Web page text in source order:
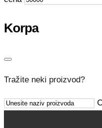
Korpa
Tražite neki proizvod?